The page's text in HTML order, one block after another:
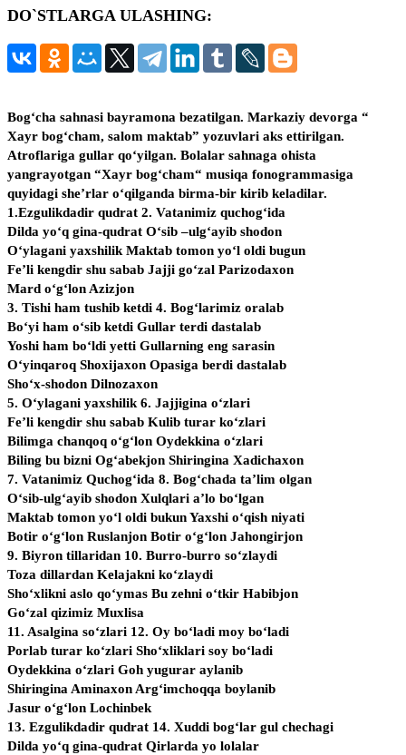
записи:
DO`STLARGA ULASHING:
Bog‘cha sahnasi bayramona bezatilgan. Markaziy devorga “
Xayr bog‘cham, salom maktab” yozuvlari aks ettirilgan.
Atroflariga gullar qo‘yilgan. Bolalar sahnaga ohista
yangrayotgan “Xayr bog‘cham“ musiqa fonogrammasiga
quyidagi she’rlar o‘qilganda birma-bir kirib keladilar.
1.Ezgulikdadir qudrat 2. Vatanimiz quchog‘ida
Dilda yo‘q gina-qudrat O‘sib –ulg‘ayib shodon
O‘ylagani yaxshilik Maktab tomon yo‘l oldi bugun
Fe’li kengdir shu sabab Jajji go‘zal Parizodaxon
Mard o‘g‘lon Azizjon
3. Tishi ham tushib ketdi 4. Bog‘larimiz oralab
Bo‘yi ham o‘sib ketdi Gullar terdi dastalab
Yoshi ham bo‘ldi yetti Gullarning eng sarasin
O‘yinqaroq Shoxijaxon Opasiga berdi dastalab
Sho‘x-shodon Dilnozaxon
5. O‘ylagani yaxshilik 6. Jajjigina o‘zlari
Fe’li kengdir shu sabab Kulib turar ko‘zlari
Bilimga chanqoq o‘g‘lon Oydekkina o‘zlari
Biling bu bizni Og‘abekjon Shiringina Xadichaxon
7. Vatanimiz Quchog‘ida 8. Bog‘chada ta’lim olgan
O‘sib-ulg‘ayib shodon Xulqlari a’lo bo‘lgan
Maktab tomon yo‘l oldi bukun Yaxshi o‘qish niyati
Botir o‘g‘lon Ruslanjon Botir o‘g‘lon Jahongirjon
9. Biyron tillaridan 10. Burro-burro so‘zlaydi
Toza dillardan Kelajakni ko‘zlaydi
Sho‘xlikni aslo qo‘ymas Bu zehni o‘tkir Habibjon
Go‘zal qizimiz Muxlisa
11. Asalgina so‘zlari 12. Oy bo‘ladi moy bo‘ladi
Porlab turar ko‘zlari Sho‘xliklari soy bo‘ladi
Oydekkina o‘zlari Goh yugurar aylanib
Shiringina Aminaxon Arg‘imchoqqa boylanib
Jasur o‘g‘lon Lochinbek
13. Ezgulikdadir qudrat 14. Xuddi bog‘lar gul chechagi
Dilda yo‘q gina-qudrat Qirlarda yo lolalar